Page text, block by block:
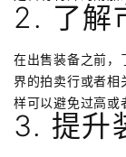
2. 了解
在出售装备之前，
界的拍卖行或者相
样可以避免过高或
3. 提升